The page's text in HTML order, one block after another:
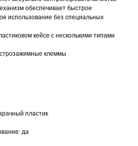
обеспечивает быстрое
использование без специальных
кейсе с несколькими типами
клеммы
пластик
да